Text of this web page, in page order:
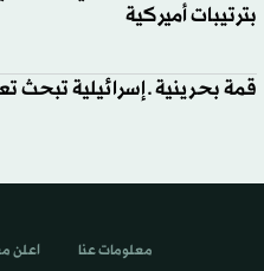
بترتيبات أميركية
قمة بحرينية ـ إسرائيلية تبحث
معلومات عنا اعلن